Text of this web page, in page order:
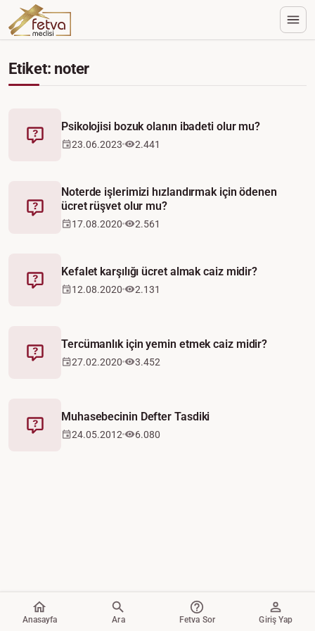
Etiket: noter
Fetva
Psikolojisi bozuk olanın ibadeti olur mu?
23.06.2023 2.441
Fetva
Noterde işlerimizi hızlandırmak için ödenen
ücret rüşvet olur mu?
17.08.2020 2.561
Fetva
Kefalet karşılığı ücret almak caiz midir?
12.08.2020 2.131
Fetva
Tercümanlık için yemin etmek caiz midir?
27.02.2020 3.452
Fetva
Muhasebecinin Defter Tasdiki
24.05.2012 6.080
Anasayfa Ara Fetva Sor Giriş Yap